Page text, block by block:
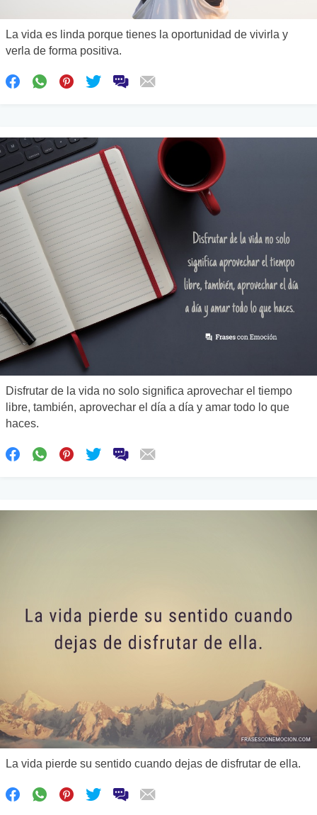
La vida es linda porque tienes la oportunidad de vivirla y
verla de forma positiva.
Disfrutar de la vida no solo significa aprovechar el tiempo
libre, también, aprovechar el día a día y amar todo lo que
haces.
La vida pierde su sentido cuando dejas de disfrutar de ella.